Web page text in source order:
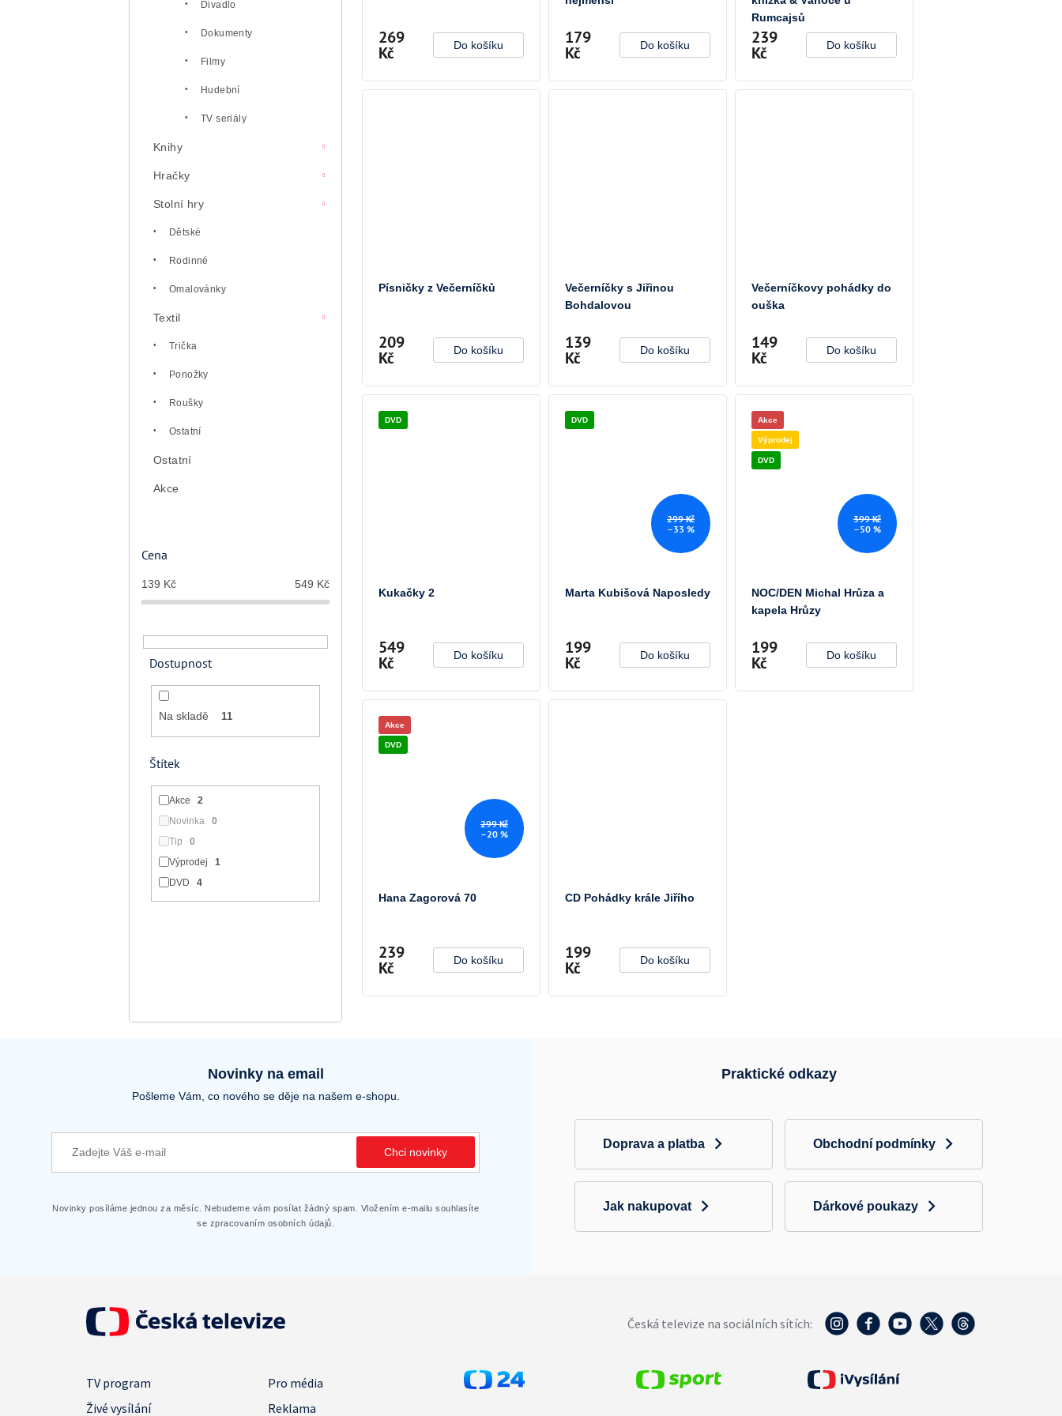
Divadlo
Dokumenty
Filmy
Hudební
TV seriály
Knihy
Hračky
Stolní hry
Dětské
Rodinné
Omalovánky
Textil
Trička
Ponožky
Roušky
Ostatní
Ostatní
Akce
Cena
139 Kč 549 Kč
Dostupnost
Na skladě 11
Štítek
Akce
2
Novinka
0
Tip
0
Výprodej
1
DVD
4
269
Kč Do košíku 179
Kč Do košíku
Rumcajsů
239
Kč Do košíku
Písničky z Večerníčků
209
Kč Do košíku
Večerníčky s Jiřinou
Bohdalovou
139
Kč Do košíku
Večerníčkovy pohádky do
ouška
149
Kč Do košíku
DVD
Kukačky 2
549
Kč Do košíku
DVD
299 Kč
–33 %
Marta Kubišová Naposledy
199
Kč Do košíku
Akce
Výprodej
DVD
399 Kč
–50 %
NOC/DEN Michal Hrůza a
kapela Hrůzy
199
Kč Do košíku
Akce
DVD
299 Kč
–20 %
Hana Zagorová 70
239
Kč Do košíku
CD Pohádky krále Jiřího
199
Kč Do košíku
p
v
k
y
v
ý
Novinky na email
Pošleme Vám, co nového se děje na našem e-shopu.
Chci novinky
Novinky posíláme jednou za měsíc. Nebudeme vám posílat žádný spam. Vložením e-mailu souhlasíte
se zpracovaním osobních údajů.
Praktické odkazy
Doprava a platba Obchodní podmínky
Jak nakupovat Dárkové poukazy
Česká televize na sociálních sítích:
TV program
Pro média
Živé vysílání
Reklama